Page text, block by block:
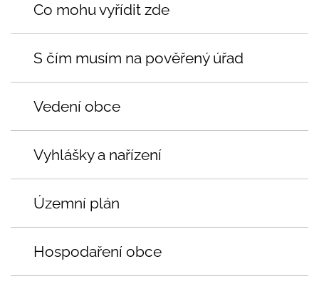
Co mohu vyřídit zde
S čím musím na pověřený úřad
Vedení obce
Vyhlášky a nařízení
Územní plán
Hospodaření obce